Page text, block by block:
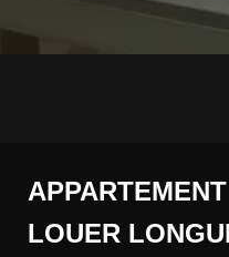
LOUER